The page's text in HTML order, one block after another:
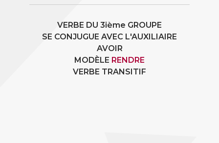
VERBE DU 3ième GROUPE
SE CONJUGUE AVEC L'AUXILIAIRE
AVOIR
MODÈLE RENDRE
VERBE TRANSITIF